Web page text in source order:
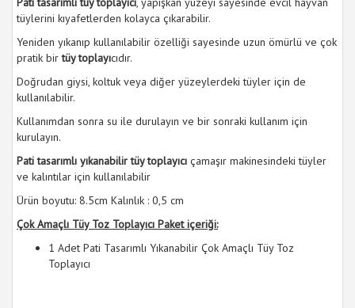
tüylerini kıyafetlerden kolayca çıkarabilir.
Yeniden yıkanıp kullanılabilir özelliği sayesinde uzun ömürlü ve çok
pratik birtüy toplayıcıdır.
Doğrudan giysi, koltuk veya diğer yüzeylerdeki tüyler için de
kullanılabilir.
Kullanımdan sonra su ile durulayın ve bir sonraki kullanım için
kurulayın.
Pati tasarımlı yıkanabilir tüy toplayıcı çamaşır makinesindeki tüyler
ve kalıntılar için kullanılabilir
Ürün boyutu: 8.5cm Kalınlık : 0,5 cm
Çok Amaçlı Tüy Toz Toplayıcı Paket içeriği:
1 Adet Pati Tasarımlı Yıkanabilir Çok Amaçlı Tüy Toz
Toplayıcı